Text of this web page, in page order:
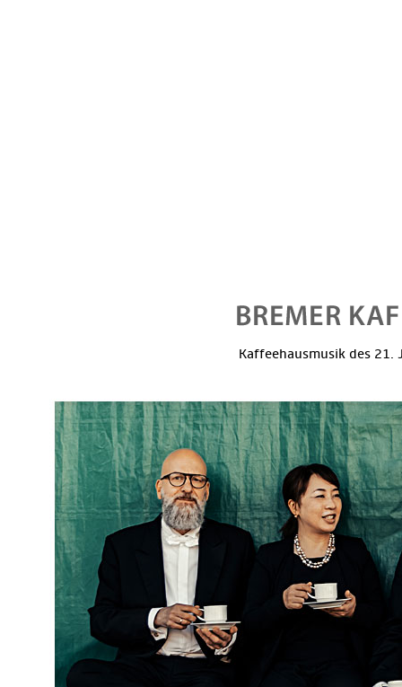
Kaffeehausmusik des 21.